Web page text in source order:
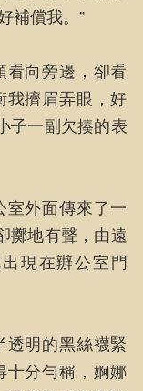
補償我。”
看向旁邊，卻看
我擠眉弄眼，好
子一副欠揍的表
室外面傳來了一
擲地有聲，由遠
現在辦公室門
透明的黑絲襪緊
十分勻稱，婀娜